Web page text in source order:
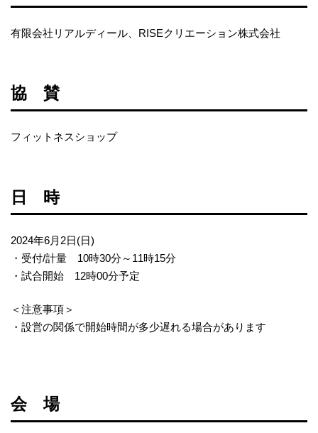
有限会社リアルディール、RISEクリエーション株式会社
協 賛
フィットネスショップ
日 時
2024年6月2日(日)
・受付/計量 10時30分～11時15分
・試合開始 12時00分予定
＜注意事項＞
・設営の関係で開始時間が多少遅れる場合があります
会 場